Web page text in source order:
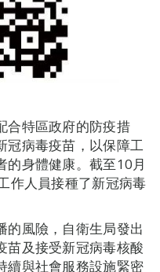
合特區政府的防疫措
冠病毒疫苗，以保障工
的身體健康。截至10月
作人員接種了新冠病毒
的風險，自衛生局發出
苗及接受新冠病毒核酸
續與社會服務設施緊密